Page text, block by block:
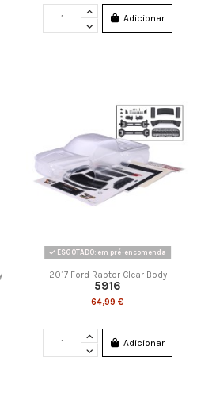
Adicionar
ESGOTADO: em pré-encomenda
2017 Ford Raptor Clear Body
5916
64,99 €
Adicionar